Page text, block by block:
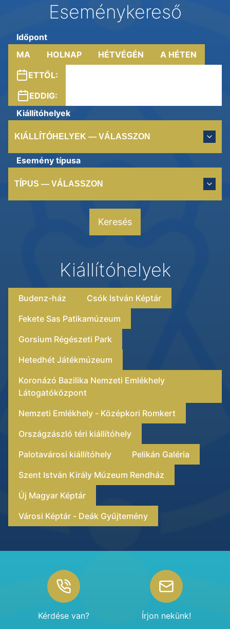
Eseménykereső
Időpont
MA
HOLNAP HÉTVÉGÉN
A HÉTEN
ETTŐL:
EDDIG:
Kiállítóhelyek
KIÁLLÍTÓHELYEK — VÁLASSZON
Esemény típusa
TÍPUS — VÁLASSZON
Keresés
Kiállítóhelyek
Budenz-ház
Csók István Képtár
Fekete Sas Patikamúzeum
Gorsium Régészeti Park
Hetedhét Játékmúzeum
Koronázó Bazilika Nemzeti Emlékhely
Látogatóközpont
Nemzeti Emlékhely - Középkori Romkert
Országzászló téri kiállítóhely
Palotavárosi kiállítóhely
Pelikán Galéria
Szent István Király Múzeum Rendház
Új Magyar Képtár
Városi Képtár - Deák Gyűjtemény
Kérdése van?
Írjon nekünk!